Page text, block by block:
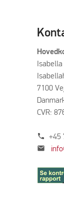
Isabella
7100
CVR:
phone +45
mail